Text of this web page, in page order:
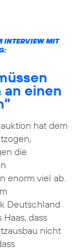
INTERVIEW MIT
einen
hat dem
die
enorm viel ab.
Deutschland
dass
nicht